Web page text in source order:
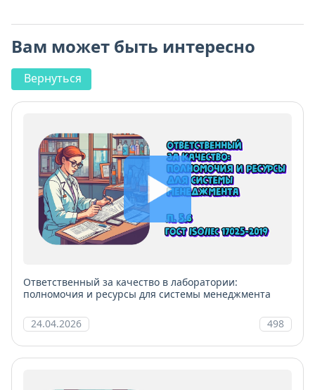
Вам может быть интересно
Вернуться
Ответственный за качество в лаборатории:
полномочия и ресурсы для системы менеджмента
24.04.2026 498